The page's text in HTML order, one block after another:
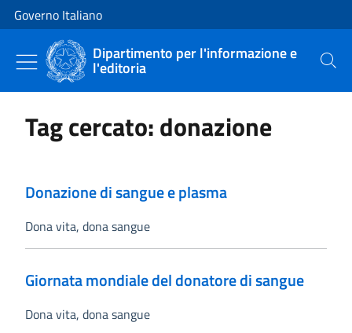
Vai al contenuto
Vai alla navigazione del sito
Governo Italiano
Dipartimento per l'informazione e
l'editoria Cerca
Tag cercato: donazione
Donazione di sangue e plasma
Dona vita, dona sangue
Giornata mondiale del donatore di sangue
Dona vita, dona sangue